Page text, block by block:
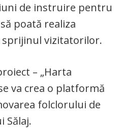
de instruire pentru
poată realiza
sprijinul vizitatorilor.
– „Harta
va crea o platformă
folclorului de
Sălaj.